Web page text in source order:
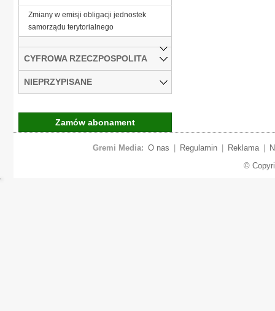
Zmiany w emisji obligacji jednostek
samorządu terytorialnego
CYFROWA RZECZPOSPOLITA
NIEPRZYPISANE
Zamów abonament
Gremi Media: O nas Regulamin Reklama
©